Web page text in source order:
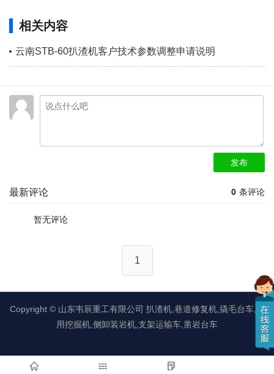
相关内容
云南STB-60扒渣机客户技术参数调整申请说明
发布
0 条评论
最新评论
暂无评论
1
Copyright © 山东韦辰重工有限公司 扒渣机,巷道修复机,撬毛台车,矿
用挖掘机,侧卸装岩机,支架运输车,凿岩台车